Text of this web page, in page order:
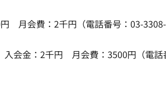
会費：2千円（電話番号：03-3308-
金：2千円 月会費：3500円（電話